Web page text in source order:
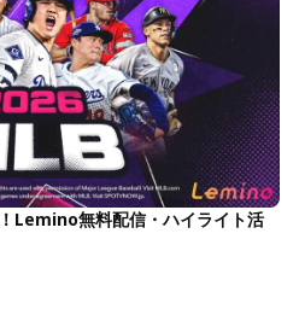
Lemino無料配信・ハイライト活